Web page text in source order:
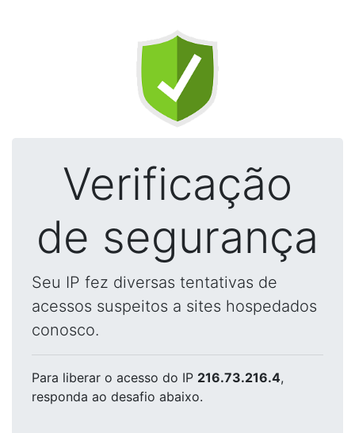
Verificação
de segurança
Seu IP fez diversas tentativas de
acessos suspeitos a sites hospedados
conosco.
Para liberar o acesso do IP 216.73.216.4,
responda ao desafio abaixo.